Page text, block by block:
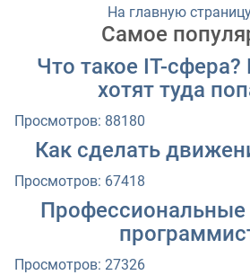
На главную
Самое
Что такое IT-
хотят туда
Просмотров: 88180
Как сделать
Просмотров: 67418
Профессиональные
Просмотров: 27326